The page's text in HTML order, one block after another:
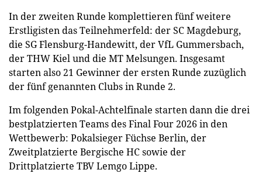
In der zweiten Runde komplettieren fünf weitere
Erstligisten das Teilnehmerfeld: der SC Magdeburg,
die SG Flensburg-Handewitt, der VfL Gummersbach,
der THW Kiel und die MT Melsungen. Insgesamt
starten also 21 Gewinner der ersten Runde zuzüglich
der fünf genannten Clubs in Runde 2.
Im folgenden Pokal-Achtelfinale starten dann die drei
bestplatzierten Teams des Final Four 2026 in den
Wettbewerb: Pokalsieger Füchse Berlin, der
Zweitplatzierte Bergische HC sowie der
Drittplatzierte TBV Lemgo Lippe.